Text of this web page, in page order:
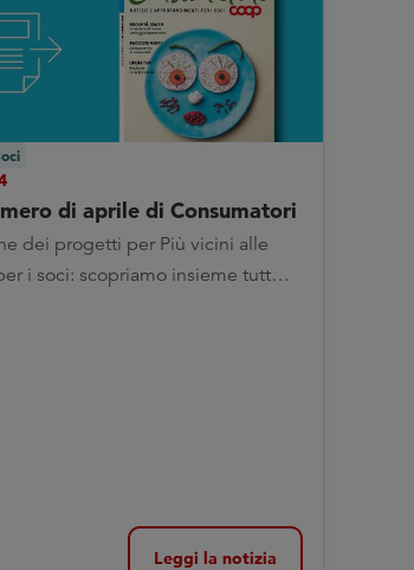
di aprile di Consumatori
dei progetti per Più vicini alle
i soci: scopriamo insieme tutte
Leggi la notizia